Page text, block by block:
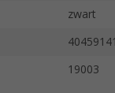
zwart
19003